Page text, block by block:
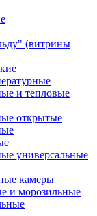
(витрины
и тепловые
открытые
универсальные
камеры
и морозильные